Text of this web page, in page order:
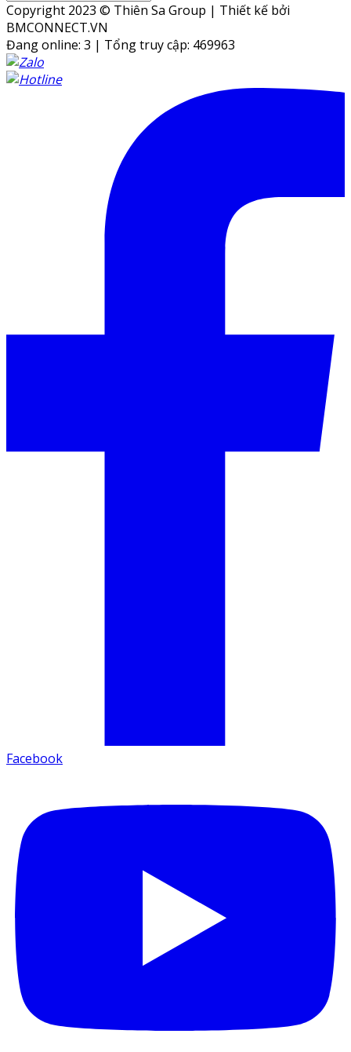
Copyright 2023 © Thiên Sa Group | Thiết kế bởi
BMCONNECT.VN
Đang online: 3 | Tổng truy cập: 469963
Facebook